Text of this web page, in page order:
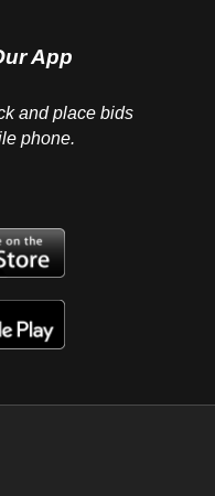
App
and place bids
phone.